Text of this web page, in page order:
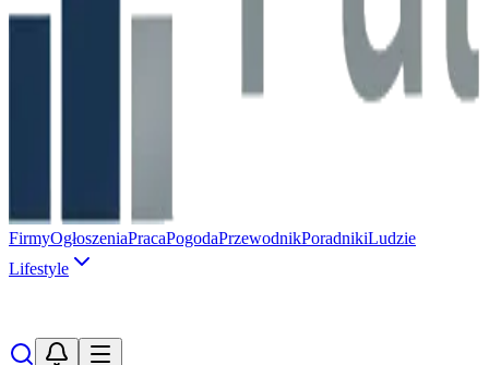
FirmyOgłoszeniaPracaPogodaPrzewodnikPoradnikiLudzie
Lifestyle